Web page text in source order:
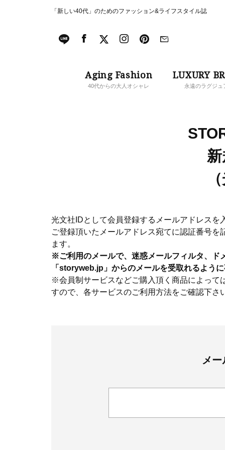
「新しい40代」のためのファッション&ライフスタイル誌
Aging Fashion
40代からの大人オシャレ
LUXURY
永遠のラグジュ
光文社IDとして会員登録するメールアドレスを
ご登録頂いたメールアドレス宛てに認証番号
ます。
※ご利用のメールで、迷惑メールフィルタ、ド
「storyweb.jp」からのメールを受取れるよう
※会員制サービスなどご購入頂く商品によって
すので、各サービスのご利用方法をご確認下さ
メ